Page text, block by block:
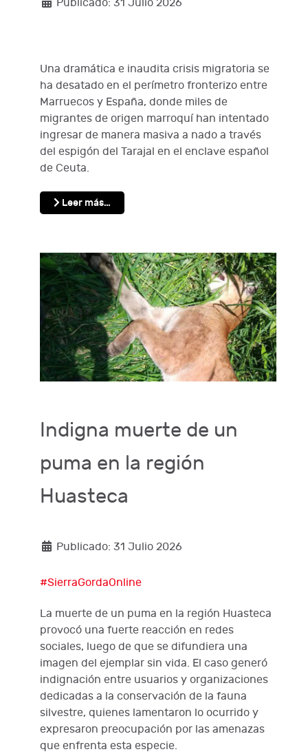
Publicado: 31 Julio 2026
Una dramática e inaudita crisis migratoria se
ha desatado en el perímetro fronterizo entre
Marruecos y España, donde miles de
migrantes de origen marroquí han intentado
ingresar de manera masiva a nado a través
del espigón del Tarajal en el enclave español
de Ceuta.
Leer más…
Indigna muerte de un
puma en la región
Huasteca
Publicado: 31 Julio 2026
#SierraGordaOnline
La muerte de un puma en la región Huasteca
provocó una fuerte reacción en redes
sociales, luego de que se difundiera una
imagen del ejemplar sin vida. El caso generó
indignación entre usuarios y organizaciones
dedicadas a la conservación de la fauna
silvestre, quienes lamentaron lo ocurrido y
expresaron preocupación por las amenazas
que enfrenta esta especie.